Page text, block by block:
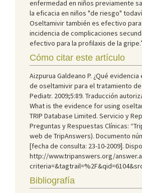
enfermedad en niños previamente
la eficacia en niños "de riesgo"
Oseltamivir también es efectivo para
incidencia de complicaciones
efectivo para la profilaxis de la
Cómo citar este artículo
Aizpurua Galdeano P. ¿Qué
de oseltamivir para el tratamiento de
Pediatr. 2009;5:89. Traducción
What is the evidence for using
TRIP Database Limited. Servicio y
Preguntas y Respuestas Clínicas:
web de TripAnswers). Documento
[fecha de consulta: 23-10-2009].
http://www.tripanswers.org/
Bibliografía